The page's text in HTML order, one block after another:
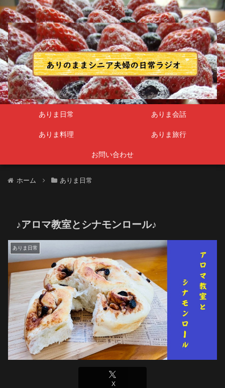
シニア夫婦
ありま日常 ありま会話
ありま料理 ありま旅行
お問い合わせ
ホーム ありま日常
♪アロマ教室とシナモンロール♪
ありま日常
X